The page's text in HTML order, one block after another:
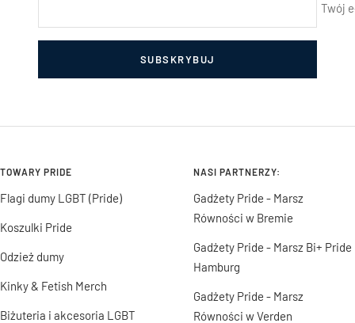
Twój
SUBSKRYBUJ
TOWARY PRIDE
Flagi dumy LGBT (Pride)
Koszulki Pride
Odzież dumy
Kinky & Fetish Merch
Biżuteria i akcesoria LGBT
NASI PARTNERZY:
Gadżety Pride - Marsz
Równości w Bremie
Gadżety Pride - Marsz Bi+ Pride
Hamburg
Gadżety Pride - Marsz
Równości w Verden